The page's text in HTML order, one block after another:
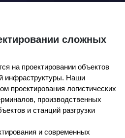
сложных
на проектировании объектов
инфраструктуры. Наши
проектирования логистических
производственных
и станций разгрузки
и современных